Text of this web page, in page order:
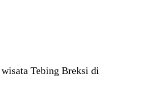
Tebing Breksi di